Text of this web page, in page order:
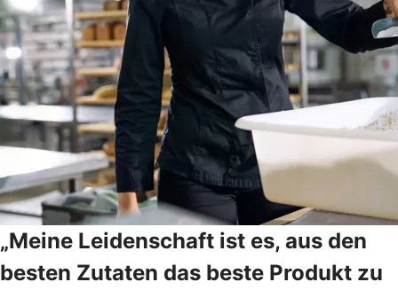
„Meine Leidenschaft ist es, aus den
besten Zutaten das beste Produkt zu